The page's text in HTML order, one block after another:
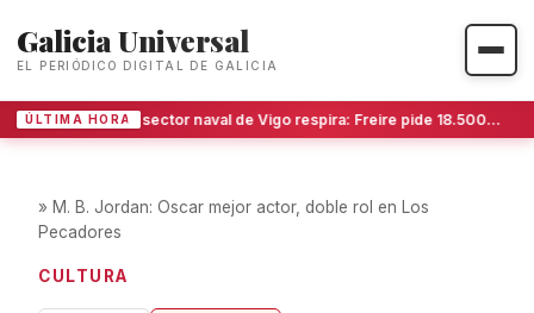
Galicia Universal
EL PERIÓDICO DIGITAL DE GALICIA
ÚLTIMA HORA El sector naval de Vigo respira: Freire pide 18.500 metros más en San Gregorio ante la avalancha de trabajo
» M. B. Jordan: Oscar mejor actor, doble rol en Los
Pecadores
CULTURA